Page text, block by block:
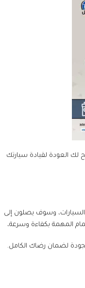
لك العودة لقيادة سيارتك
وسوف يصلون إلى
المهمة بكفاءة وسرعة،
لضمان رضاك الكامل.